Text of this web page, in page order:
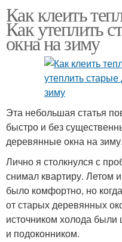
Как клеить
Как утеплить
окна на зиму
Эта небольшая статья
быстро и без
деревянные окна на зиму.
Лично я столкнулся с
снимал квартиру. Летом
было комфортно, но
от старых деревянных
источником холода
и подоконником.